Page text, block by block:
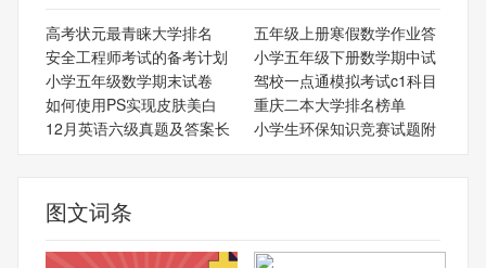
高考状元最青睐大学排名
五年级上册寒假数学作业答
安全工程师考试的备考计划
小学五年级下册数学期中试
小学五年级数学期末试卷
驾校一点通模拟考试c1科目
如何使用PS实现皮肤美白
重庆二本大学排名榜单
12月英语六级真题及答案长
小学生环保知识竞赛试题附
图文词条